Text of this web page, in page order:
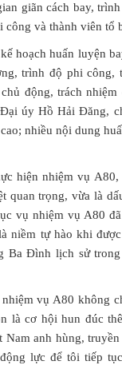
giãn cách bay,
và thành viên tổ
hoạch huấn luyện
trình độ phi công,
động, trách nhiệm
úy Hồ Hải Đăng,
nhiều nội dung
hiện nhiệm vụ
trọng, vừa là
vụ nhiệm vụ A80
niềm tự hào khi
Ba Đình lịch sử
vụ A80 không
là cơ hội hun đúc
Nam anh hùng,
lực để tôi tiếp